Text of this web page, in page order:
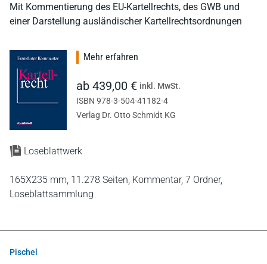
Mit Kommentierung des EU-Kartellrechts, des GWB und
einer Darstellung ausländischer Kartellrechtsordnungen
Loseblattwerk
165X235 mm, 11.278 Seiten, Kommentar, 7 Ordner,
Loseblattsammlung
Mehr erfahren
ab 439,00 € inkl. MwSt.
ISBN 978-3-504-41182-4
Verlag Dr. Otto Schmidt KG
Pischel